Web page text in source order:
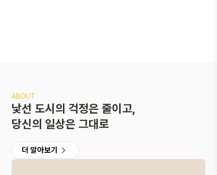
ABOUT
낯선 도시의 걱정은 줄이고,
당신의 일상은 그대로
더 알아보기